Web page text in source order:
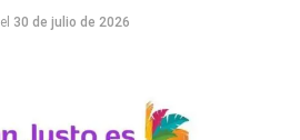
el 30 de julio de 2026